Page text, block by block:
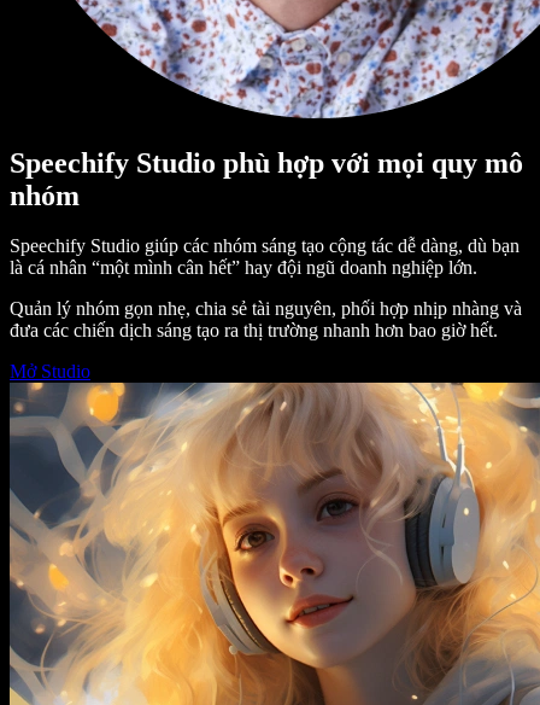
Speechify Studio phù hợp với mọi quy mô
nhóm
Speechify Studio giúp các nhóm sáng tạo cộng tác dễ dàng, dù bạn
là cá nhân “một mình cân hết” hay đội ngũ doanh nghiệp lớn.
Quản lý nhóm gọn nhẹ, chia sẻ tài nguyên, phối hợp nhịp nhàng và
đưa các chiến dịch sáng tạo ra thị trường nhanh hơn bao giờ hết.
Mở Studio